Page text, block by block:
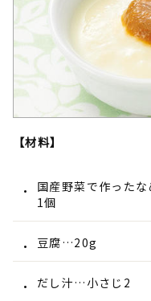
【材料】
国産野菜で作った
1個
豆腐…20g
だし汁…小さじ2